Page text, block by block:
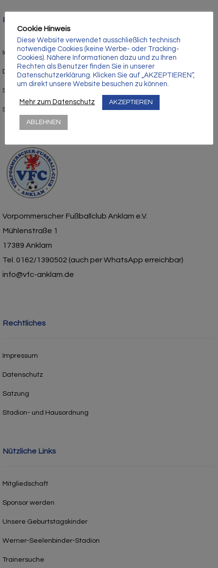
Rechtliches
Impressum
Datenschutz
Satzung
Stadion- und Hausordnung
Vorpommerscher Fußballclub Anklam e.V.
Mühlenstraße 1
17389 Anklam
Tel. 0162/1390502 (auch per WhatsApp erreichbar)
info@vfc-anklam.de
Rechtliches
Impressum
Datenschutz
Satzung
Stadion- und Hausordnung
Nützliche Links
Mitgliedschaft
Sponsor werden
Unsere Geburtstagskinder
Werner-Seelenbinder-Stadion
Trainersuche
Cookie Hinweis
Diese Website verwendet ausschließlich technisch
notwendige Cookies (keine Werbe- oder Tracking-
Cookies). Nähere Informationen dazu und zu Ihren
Rechten als Benutzer finden Sie in unserer
Datenschutzerklärung. Klicken Sie auf „AKZEPTIEREN“,
um direkt unsere Website besuchen zu können.
Mehr zum Datenschutz AKZEPTIEREN
ABLEHNEN